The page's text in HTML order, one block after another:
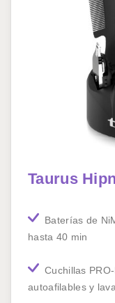
Taurus
Baterías de
hasta 40 min
Cuchillas
autoafilables y